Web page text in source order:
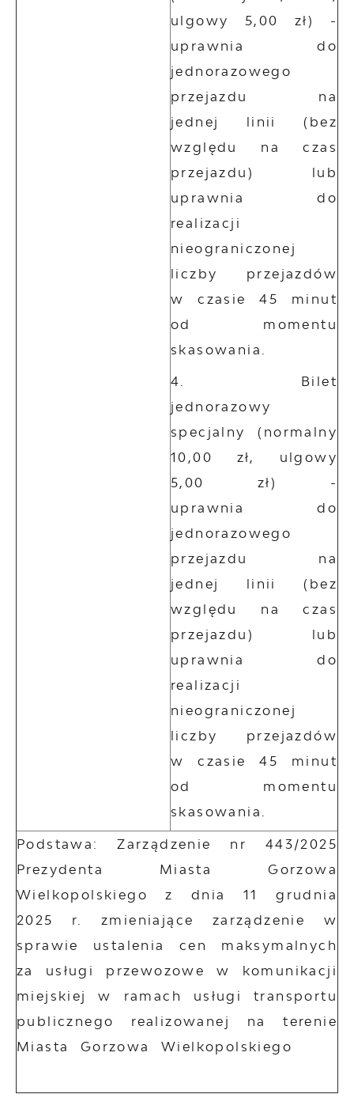
ulgowy 5,00 zł) -
uprawnia do
jednorazowego
przejazdu na
jednej linii (bez
względu na czas
przejazdu) lub
uprawnia do
realizacji
nieograniczonej
liczby przejazdów
w czasie 45 minut
od momentu
skasowania.
Bilet
jednorazowy
specjalny (normalny
10,00 zł, ulgowy
5,00 zł) -
uprawnia do
jednorazowego
przejazdu na
jednej linii (bez
względu na czas
przejazdu) lub
uprawnia do
realizacji
nieograniczonej
liczby przejazdów
w czasie 45 minut
od momentu
skasowania.
Podstawa: Zarządzenie nr 443/2025
Prezydenta Miasta Gorzowa
Wielkopolskiego z dnia 11 grudnia
2025 r. zmieniające zarządzenie w
sprawie ustalenia cen maksymalnych
za usługi przewozowe w komunikacji
miejskiej w ramach usługi transportu
publicznego realizowanej na terenie
Miasta Gorzowa Wielkopolskiego